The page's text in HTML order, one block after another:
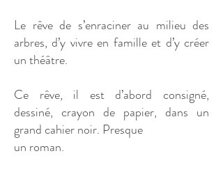
Le rêve de s’enraciner au milieu des
arbres, d’y vivre en famille et d’y créer
un théâtre.
Ce rêve, il est d’abord consigné,
dessiné, crayon de papier, dans un
grand cahier noir. Presque
un roman.